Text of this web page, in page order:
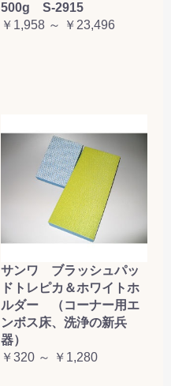
500g S-2915
￥1,958 ～ ￥23,496
サンワ ブラッシュパッ
ドトレピカ＆ホワイトホ
ルダー （コーナー用エ
ンボス床、洗浄の新兵
器）
￥320 ～ ￥1,280